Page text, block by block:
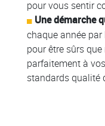
pour vous sentir
Une démarche
chaque année
pour être sûrs
parfaitement à
standards qualité